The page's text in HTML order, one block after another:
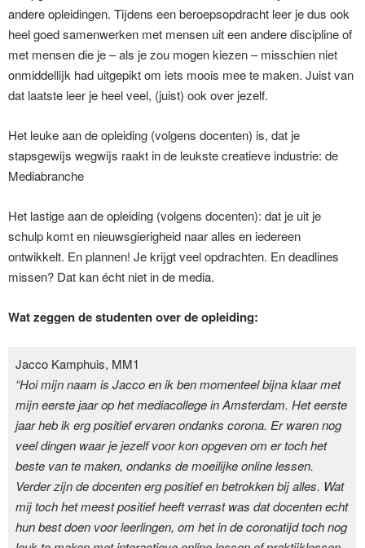
andere opleidingen. Tijdens een beroepsopdracht leer je dus ook
heel goed samenwerken met mensen uit een andere discipline of
met mensen die je – als je zou mogen kiezen – misschien niet
onmiddellijk had uitgepikt om iets moois mee te maken. Juist van
dat laatste leer je heel veel, (juist) ook over jezelf.
Het leuke aan de opleiding (volgens docenten) is, dat je
stapsgewijs wegwijs raakt in de leukste creatieve industrie: de
Mediabranche
Het lastige aan de opleiding (volgens docenten): dat je uit je
schulp komt en nieuwsgierigheid naar alles en iedereen
ontwikkelt. En plannen! Je krijgt veel opdrachten. En deadlines
missen? Dat kan écht niet in de media.
Wat zeggen de studenten over de opleiding:
Jacco Kamphuis, MM1
“Hoi mijn naam is Jacco en ik ben momenteel bijna klaar met
mijn eerste jaar op het mediacollege in Amsterdam. Het eerste
jaar heb ik erg positief ervaren ondanks corona. Er waren nog
veel dingen waar je jezelf voor kon opgeven om er toch het
beste van te maken, ondanks de moeilijke online lessen.
Verder zijn de docenten erg positief en betrokken bij alles. Wat
mij toch het meest positief heeft verrast was dat docenten echt
hun best doen voor leerlingen, om het in de coronatijd toch nog